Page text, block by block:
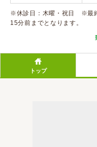
口コミ投稿
※休診日：木曜・祝日 ※最
15分前までとなります。
トップ